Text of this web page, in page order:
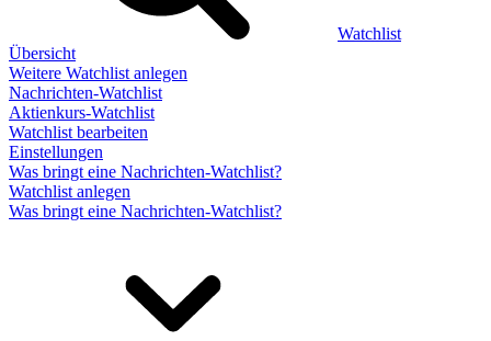
Watchlist
Übersicht
Weitere Watchlist anlegen
Nachrichten-Watchlist
Aktienkurs-Watchlist
Watchlist bearbeiten
Einstellungen
Was bringt eine Nachrichten-Watchlist?
Watchlist anlegen
Was bringt eine Nachrichten-Watchlist?